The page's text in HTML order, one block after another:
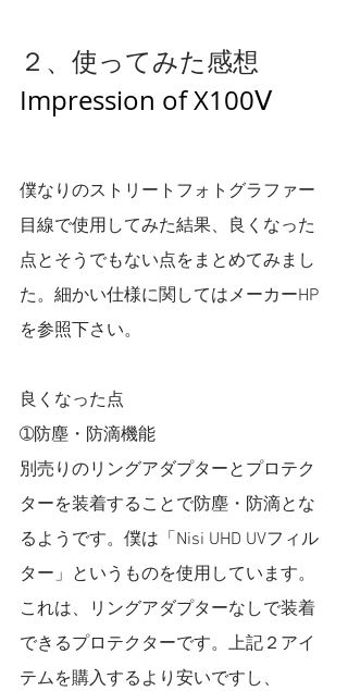
２、使ってみた感想
Impression of X100Ⅴ
僕なりのストリートフォトグラファー
目線で使用してみた結果、良くなった
点とそうでもない点をまとめてみまし
た。細かい仕様に関してはメーカーHP
を参照下さい。
良くなった点
➀防塵・防滴機能
別売りのリングアダプターとプロテク
ターを装着することで防塵・防滴とな
るようです。僕は「Nisi UHD UVフィル
ター」というものを使用しています。
これは、リングアダプターなしで装着
できるプロテクターです。上記２アイ
テムを購入するより安いですし、